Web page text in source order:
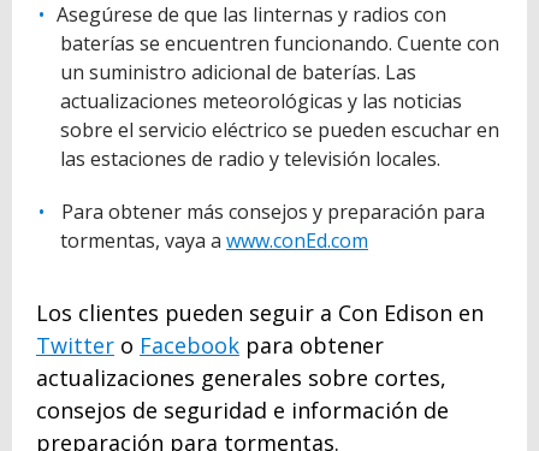
Asegúrese de que las linternas y radios con
baterías se encuentren funcionando. Cuente con
un suministro adicional de baterías. Las
actualizaciones meteorológicas y las noticias
sobre el servicio eléctrico se pueden escuchar en
las estaciones de radio y televisión locales.
Para obtener más consejos y preparación para
tormentas, vaya a www.conEd.com
Los clientes pueden seguir a Con Edison en
Twitter o Facebook para obtener
actualizaciones generales sobre cortes,
consejos de seguridad e información de
preparación para tormentas.